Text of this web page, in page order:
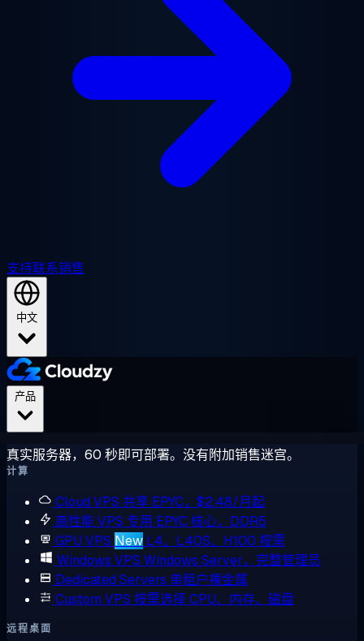
支持联系销售
中文
真实服务器，60 秒即可部署。没有附加销售迷宫。
计算
Cloud VPS 共享 EPYC，$2.48/月起
高性能 VPS 专用 EPYC 核心，DDR5
GPU VPS New L4、L40S、H100 按需
Windows VPS Windows Server，完整管理员
Dedicated Servers 单租户裸金属
Custom VPS 按需选择 CPU、内存、磁盘
远程桌面